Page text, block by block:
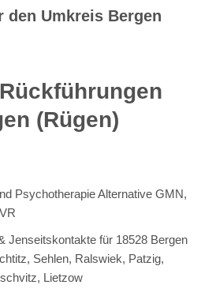
den Umkreis Bergen
(Rügen)
Psychotherapie Alternative GMN,
Jenseitskontakte für 18528 Bergen
Sehlen, Ralswiek, Patzig,
Lietzow